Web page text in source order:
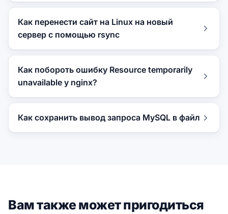
Как перенести сайт на Linux на новый
сервер с помощью rsync
Как побороть ошибку Resource temporarily
unavailable у nginx?
Как сохранить вывод запроса MySQL в файл
Вам также может пригодиться